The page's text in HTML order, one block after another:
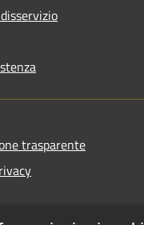
trasparente